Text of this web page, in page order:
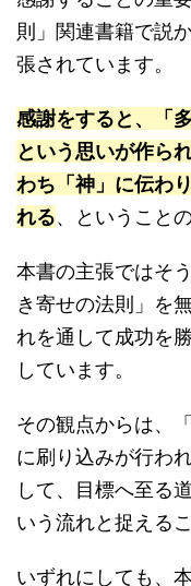
則」関連書籍で説
張されています。
感謝をすると、「
という思いが作ら
わち「神」に伝わ
れる、ということ
本書の主張ではそ
き寄せの法則」を
れを通して成功を
しています。
その観点からは、
に刷り込みが行わ
して、目標へ至る
いう流れと捉える
いずれにしても、